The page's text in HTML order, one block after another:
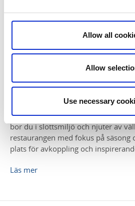
Allow all
Allow
Use necessary
Hellidens Slott
Hellidens Slott är en historisk pärla
Hellidsberget, där natur möter
bor du i slottsmiljö och njuter av
restaurangen med fokus på säsong
plats för avkoppling och
Läs mer